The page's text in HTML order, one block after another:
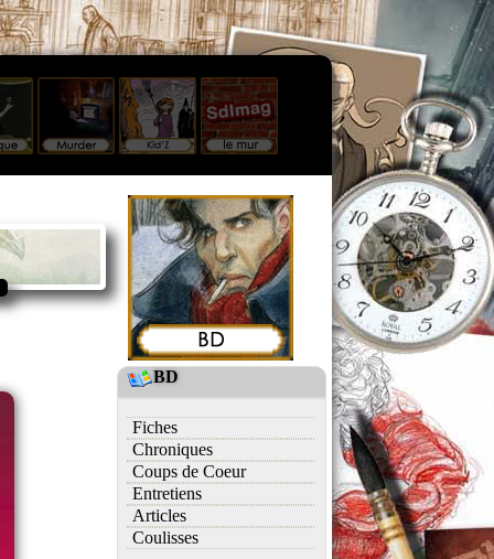
BD
Fiches
Chroniques
Coups de Coeur
Entretiens
Articles
Coulisses